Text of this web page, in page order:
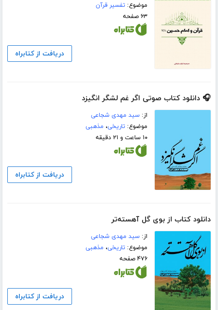
موضوع:تفسیر قرآن
۶۳ صفحه
دریافت از کتابراه
🎧 دانلود کتاب صوتی اگر غم لشگر انگیزد
از:سید مهدی شجاعی
موضوع:تاریخی، مذهبی
۱۰ ساعت و ۲۱ دقیقه
دریافت از کتابراه
دانلود کتاب از بوی گل آهسته‌تر
از:سید مهدی شجاعی
موضوع:تاریخی، مذهبی
۴۷۶ صفحه
دریافت از کتابراه